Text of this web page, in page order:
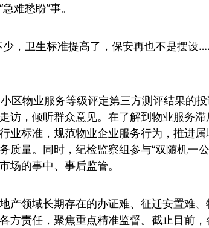
难愁盼”事。
，卫生标准提高了，保安再也不是摆设
区物业服务等级评定第三方测评结果的
访，倾听群众意见。在了解到物业服务
业标准，规范物业企业服务行为，推进
质量。同时，纪检监察组参与“双随机一
场的事中、事后监管。
产领域长期存在的办证难、征迁安置难、
方责任，聚焦重点精准监督。截止目前